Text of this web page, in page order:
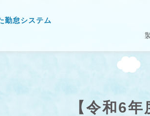
勤怠システム
【令和6年